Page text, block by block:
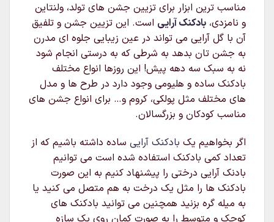
مناسب ترین ابزار برای تزیین جشن های تولد، ولنتاین
و نامزدی، بادکنک آرایی است. این تزیین جشن و تلفیق
آن با گل آرایی می تواند در عین زیبایی جلوه ای مدرن
به جشن تان بدهد به شرطی که به درستی انجام شود
نه به سبک سه دهه پیش! این روزها انواع مختلف
بادکنک ساده و هلیومی وجود دارد در طرح ها و مدل
های مختلف مثل پولکی، کروم و… برای انواع جشن های
مناسب کودکان و بزرگسالان.
اگر بخواهیم یک بادکنک آرایی ساده داشته باشیم که از
تعداد کمی بادکنک استفاده شده است می توانیم
بادنک آرایی درختی را پیشنهاد کنیم به این صورت
بادکنک ها را مثل یک درخت به هم متصل می کنید یا
به میله گره بزنید همچنین می توانید بادکنک های